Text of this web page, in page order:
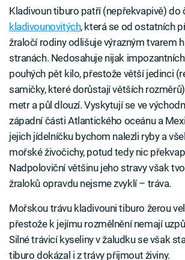
Kladivoun tiburo patří (nepřekvapivě) do
kladivounovitých, která se od ostatních
žraločí rodiny odlišuje výrazným tvarem
stranách. Nedosahuje nijak
pouhých pět kilo, přestože větší jedinci
samičky, které dorůstají větších
metr a půl dlouzí. Vyskytují se ve
západní části Atlantického oceánu a
jejich jídelníčku bychom nalezli ryby a
mořské živočichy, potud tedy nic
Nadpoloviční většinu jeho stravy však
žraloků opravdu nejsme zvyklí – tráva.
Mořskou trávu kladivouni tiburo žerou
přestože k jejímu rozmělnění nemají
Silné trávicí kyseliny v žaludku se však
tiburo dokázal i z trávy přijmout živiny.